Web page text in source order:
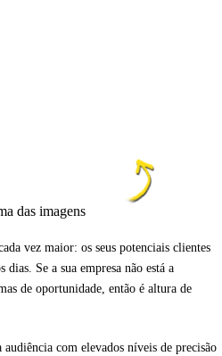
das imagens
vez maior: os seus potenciais clientes
dias. Se a sua empresa não está a
de oportunidade, então é altura de
audiência com elevados níveis de precisão